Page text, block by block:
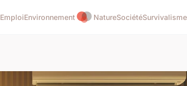
EmploiEnvironnement NatureSociétéSurvivalisme